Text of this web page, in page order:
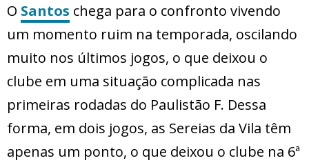
O Santos chega para o confronto vivendo
um momento ruim na temporada, oscilando
muito nos últimos jogos, o que deixou o
clube em uma situação complicada nas
primeiras rodadas do Paulistão F. Dessa
forma, em dois jogos, as Sereias da Vila têm
apenas um ponto, o que deixou o clube na 6ª